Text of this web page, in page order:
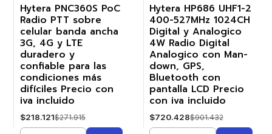
-20%
Hytera PNC360S PoC
Radio PTT sobre
celular banda ancha
3G, 4G y LTE
duradero y
confiable para las
condiciones más
difíciles Precio con
iva incluido
$218.121$271.915
-20%
Hytera HP686 UHF1-2
400-527MHz 1024CH
Digital y Analogico
4W Radio Digital
Analogico con Man-
down, GPS,
Bluetooth con
pantalla LCD Precio
con iva incluido
$720.428$901.432